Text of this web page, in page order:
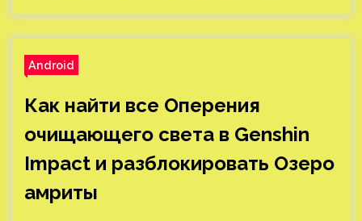
Android
Как найти все Оперения
очищающего света в Genshin
Impact и разблокировать Озеро
амриты